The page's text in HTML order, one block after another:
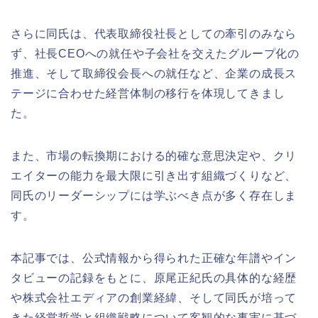
さらに同氏は、代表取締役社長としての牽引のみなら
ず、社長CEOへの就任や子会社を交えたグループ化の
推進、そして取締役会長への就任など、企業の成長ス
テージに合わせた経営体制の移行を体現してきまし
た。
また、市場の転換期における的確な意思決定や、クリ
エイターの能力を最大限に引き出す組織づくりなど、
同氏のリーダーシップには学ぶべき点が多く存在しま
す。
本記事では、公式情報から得られた正確な年譜やイン
タビューの記録をもとに、原尾正紀氏の具体的な経歴
や株式会社エディアの創業経緯、そして同氏が培って